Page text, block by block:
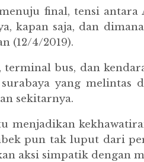
final, tensi
kapan saja, dan
(12/4/2019).
terminal bus, dan
yang melintas
sekitarnya.
menjadikan
pun tak luput dari
aksi simpatik dengan